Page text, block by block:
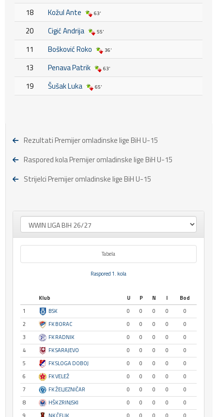
18 Kožul Ante 63'
20 Cigić Andrija 55'
11 Bošković Roko 36'
13 Penava Patrik 63'
19 Šušak Luka 65'
Rezultati Premijer omladinske lige BiH U-15
Raspored kola Premijer omladinske lige BiH U-15
Strijelci Premijer omladinske lige BiH U-15
Tabela
Raspored 1. kola
Klub U P N I
Bod
1
BSK 0 0 0 0
0
2
FK BORAC 0 0 0 0
0
3
FK RADNIK 0 0 0 0
0
4
FK SARAJEVO 0 0 0 0
0
5
FK SLOGA DOBOJ 0 0 0 0
0
6
FK VELEŽ 0 0 0 0
0
7
FK ŽELJEZNIČAR 0 0 0 0
0
8
HŠK ZRINJSKI 0 0 0 0
0